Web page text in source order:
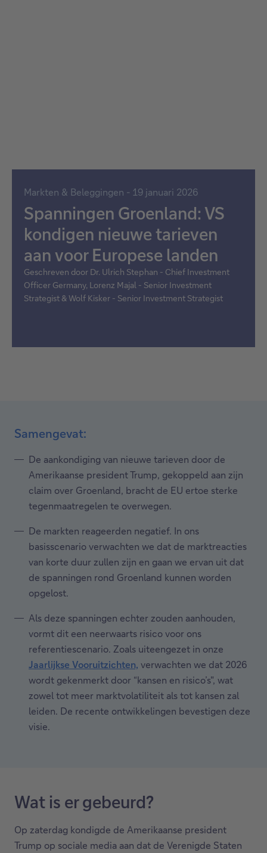
Markten & Beleggingen - 19 januari 2026
Spanningen Groenland: VS
kondigen nieuwe tarieven
aan voor Europese landen
Geschreven door Dr. Ulrich Stephan - Chief Investment
Officer Germany, Lorenz Majal - Senior Investment
Strategist & Wolf Kisker - Senior Investment Strategist
Samengevat:
De aankondiging van nieuwe tarieven door de
Amerikaanse president Trump, gekoppeld aan zijn
claim over Groenland, bracht de EU ertoe sterke
tegenmaatregelen te overwegen.
De markten reageerden negatief. In ons
basisscenario verwachten we dat de marktreacties
van korte duur zullen zijn en gaan we ervan uit dat
de spanningen rond Groenland kunnen worden
opgelost.
Als deze spanningen echter zouden aanhouden,
vormt dit een neerwaarts risico voor ons
referentiescenario. Zoals uiteengezet in onze
Jaarlijkse Vooruitzichten, verwachten we dat 2026
wordt gekenmerkt door “kansen en risico’s", wat
zowel tot meer marktvolatiliteit als tot kansen zal
leiden. De recente ontwikkelingen bevestigen deze
visie.
Wat is er gebeurd?
Op zaterdag kondigde de Amerikaanse president
Trump op sociale media aan dat de Verenigde Staten